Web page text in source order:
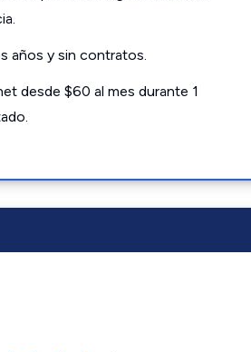
años y sin contratos.
desde $60 al mes durante 1